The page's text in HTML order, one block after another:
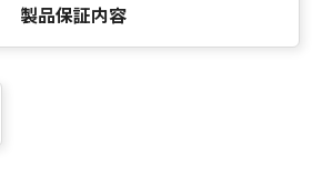
製品保証内容